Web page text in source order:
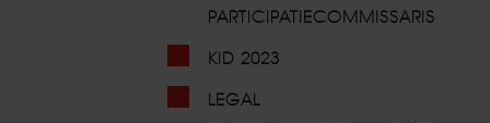
PARTICIPATIECOMMISSARIS
KID 2023
LEGAL